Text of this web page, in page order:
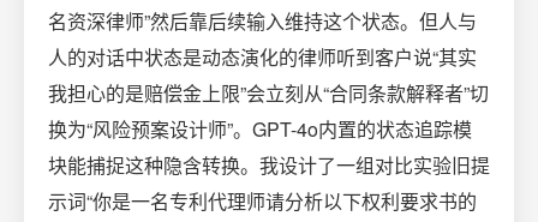
名资深律师”然后靠后续输入维持这个状态。但人与
人的对话中状态是动态演化的律师听到客户说“其实
我担心的是赔偿金上限”会立刻从“合同条款解释者”切
换为“风险预案设计师”。GPT-4o内置的状态追踪模
块能捕捉这种隐含转换。我设计了一组对比实验旧提
示词“你是一名专利代理师请分析以下权利要求书的